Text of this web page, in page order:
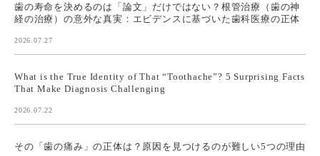
歯の寿命を決めるのは「論文」だけではない？根管治療（歯の神
経の治療）の意外な真実：エビデンスに基づいた歯科医療の正体
2026.07.27
What is the True Identity of That “Toothache”? 5 Surprising Facts
That Make Diagnosis Challenging
2026.07.22
その「歯の痛み」の正体は？原因を見つけるのが難しい5つの理由